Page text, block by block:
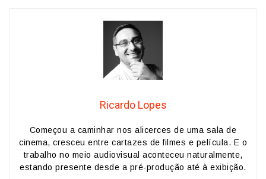
Ricardo Lopes
Começou a caminhar nos alicerces de uma sala de
cinema, cresceu entre cartazes de filmes e película. E o
trabalho no meio audiovisual aconteceu naturalmente,
estando presente desde a pré-produção até à exibição.